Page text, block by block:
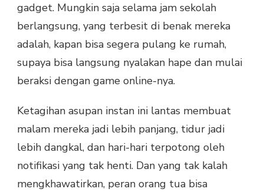
gadget. Mungkin saja selama jam sekolah
berlangsung, yang terbesit di benak mereka
adalah, kapan bisa segera pulang ke rumah,
supaya bisa langsung nyalakan hape dan mulai
beraksi dengan game online-nya.
Ketagihan asupan instan ini lantas membuat
malam mereka jadi lebih panjang, tidur jadi
lebih dangkal, dan hari-hari terpotong oleh
notifikasi yang tak henti. Dan yang tak kalah
mengkhawatirkan, peran orang tua bisa